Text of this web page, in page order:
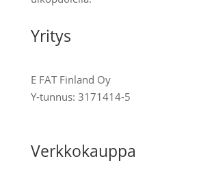
Yritys
E FAT Finland Oy
Y-tunnus: 3171414-5
Verkkokauppa